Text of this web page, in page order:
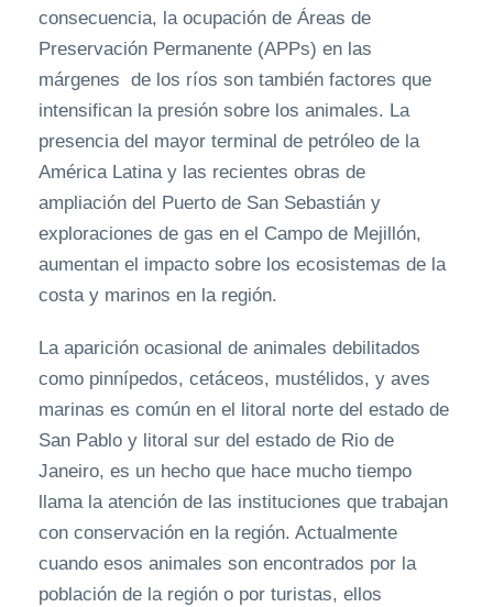
consecuencia, la ocupación de Áreas de
Preservación Permanente (APPs) en las
márgenes de los ríos son también factores que
intensifican la presión sobre los animales. La
presencia del mayor terminal de petróleo de la
América Latina y las recientes obras de
ampliación del Puerto de San Sebastián y
exploraciones de gas en el Campo de Mejillón,
aumentan el impacto sobre los ecosistemas de la
costa y marinos en la región.
La aparición ocasional de animales debilitados
como pinnípedos, cetáceos, mustélidos, y aves
marinas es común en el litoral norte del estado de
San Pablo y litoral sur del estado de Rio de
Janeiro, es un hecho que hace mucho tiempo
llama la atención de las instituciones que trabajan
con conservación en la región. Actualmente
cuando esos animales son encontrados por la
población de la región o por turistas, ellos